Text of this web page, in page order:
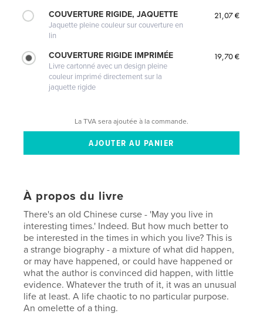
COUVERTURE RIGIDE, JAQUETTE
Jaquette pleine couleur sur couverture en
lin
21,07 €
COUVERTURE RIGIDE IMPRIMÉE
Livre cartonné avec un design pleine
couleur imprimé directement sur la
jaquette rigide
19,70 €
La TVA sera ajoutée à la commande.
À propos du livre
There's an old Chinese curse - 'May you live in
interesting times.' Indeed. But how much better to
be interested in the times in which you live? This is
a strange biography - a mixture of what did happen,
or may have happened, or could have happened or
what the author is convinced did happen, with little
evidence. Whatever the truth of it, it was an unusual
life at least. A life chaotic to no particular purpose.
An omelette of a thing.